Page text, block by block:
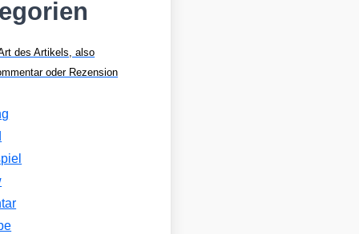
des Artikels, also
oder Rezension